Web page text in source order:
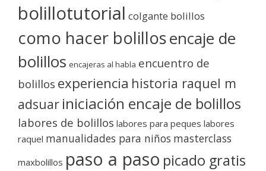
bolillotutorial colgante bolillos
como hacer bolillosencaje de
bolillos encajeras al habla encuentro de
bolillos experiencia historia raquel m
adsuar iniciación encaje de bolillos
labores de bolillos labores para peques labores
raquel manualidades para niños masterclass
maxbolillos paso a paso picado gratis